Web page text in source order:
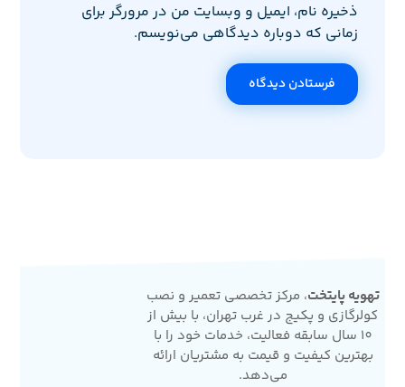
ذخیره نام، ایمیل و وبسایت من در مرورگر برای
زمانی که دوباره دیدگاهی می‌نویسم.
فرستادن دیدگاه
تهویه پایتخت، مرکز تخصصی تعمیر و نصب
کولرگازی و پکیج در غرب تهران، با بیش از
10 سال سابقه فعالیت، خدمات خود را با
بهترین کیفیت و قیمت به مشتریان ارائه
می‌دهد.